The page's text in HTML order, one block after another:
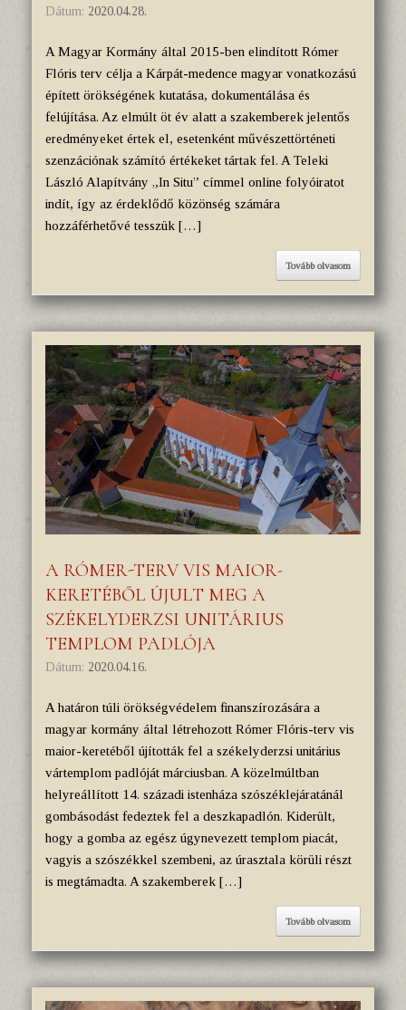
Dátum: 2020.04.28.
A Magyar Kormány által 2015-ben elindított Rómer
Flóris terv célja a Kárpát-medence magyar vonatkozású
épített örökségének kutatása, dokumentálása és
felújítása. Az elmúlt öt év alatt a szakemberek jelentős
eredményeket értek el, esetenként művészettörténeti
szenzációnak számító értékeket tártak fel. A Teleki
László Alapítvány „In Situ” címmel online folyóiratot
indít, így az érdeklődő közönség számára
hozzáférhetővé tesszük […]
Tovább olvasom
A RÓMER-TERV VIS MAIOR-
KERETÉBŐL ÚJULT MEG A
SZÉKELYDERZSI UNITÁRIUS
TEMPLOM PADLÓJA
Dátum: 2020.04.16.
A határon túli örökségvédelem finanszírozására a
magyar kormány által létrehozott Rómer Flóris-terv vis
maior-keretéből újították fel a székelyderzsi unitárius
vártemplom padlóját márciusban. A közelmúltban
helyreállított 14. századi istenháza szószéklejáratánál
gombásodást fedeztek fel a deszkapadlón. Kiderült,
hogy a gomba az egész úgynevezett templom piacát,
vagyis a szószékkel szembeni, az úrasztala körüli részt
is megtámadta. A szakemberek […]
Tovább olvasom